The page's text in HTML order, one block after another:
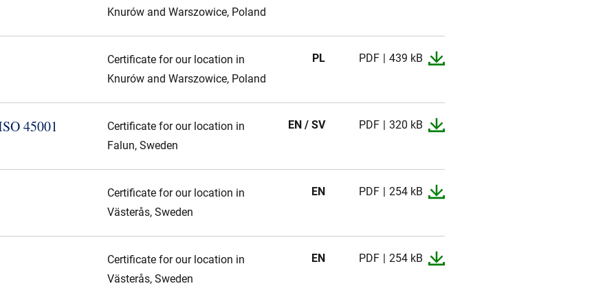
Knurów and Warszowice, Poland
Certificate for our location in
Knurów and Warszowice, Poland
PL PDF 439 kB
45001
Certificate for our location in
Falun, Sweden
EN / SV PDF 320 kB
Certificate for our location in
Västerås, Sweden
EN PDF 254 kB
Certificate for our location in
Västerås, Sweden
EN PDF 254 kB